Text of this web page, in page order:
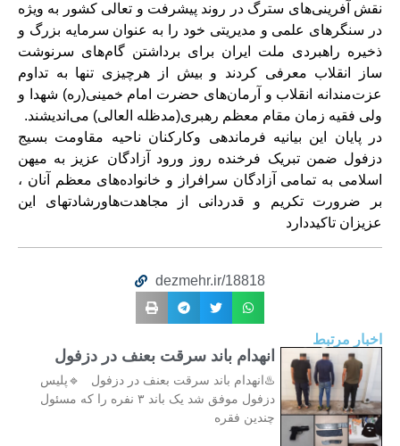
نقش آفرینی‌های سترگ در روند پیشرفت و تعالی کشور به ویژه
در سنگرهای علمی و مدیریتی خود را به عنوان سرمایه بزرگ و
ذخیره‌ راهبردی ملت ایران برای برداشتن گام‌های سرنوشت
ساز انقلاب معرفی کردند و بیش از هرچیزی تنها به تداوم
عزت‌مندانه انقلاب و آرمان‌های حضرت امام خمینی(ره) شهدا و
ولی فقیه زمان مقام معظم رهبری(مدظله العالی) می‌اندیشند.
در پایان این بیانیه فرماندهی وکارکنان ناحیه مقاومت بسیج
دزفول ضمن تبریک فرخنده روز ورود آزادگان عزیز به میهن
اسلامی به تمامی آزادگان سرافراز و خانواده‌های معظم آنان ،
بر ضرورت تکریم و قدردانی
از مجاهدت‌هاورشادتهای این
عزیزان تاکیددارد
dezmehr.ir/18818
اخبار مرتبط
انهدام باند سرقت بعنف در دزفول
♨️انهدام باند سرقت بعنف در دزفول 🔹پلیس
دزفول موفق شد یک باند ۳ نفره را که مسئول
چندین فقره